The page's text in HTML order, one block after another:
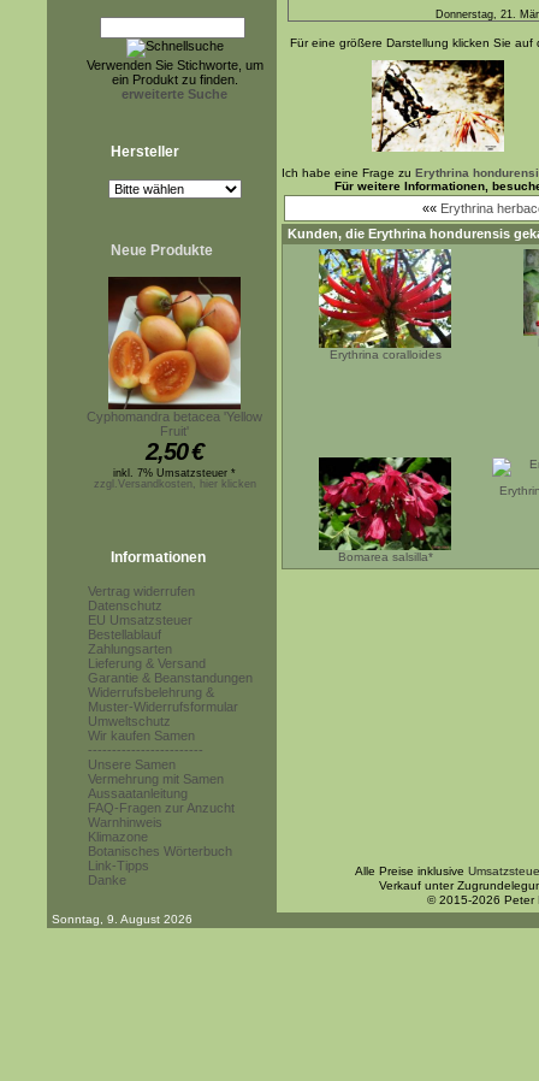
Verwenden Sie Stichworte, um
ein Produkt zu finden.
erweiterte Suche
Hersteller
Neue Produkte
Cyphomandra betacea 'Yellow
Fruit'
2,50€
inkl. 7% Umsatzsteuer *
zzgl.Versandkosten, hier klicken
Informationen
Vertrag widerrufen
Datenschutz
EU Umsatzsteuer
Bestellablauf
Zahlungsarten
Lieferung & Versand
Garantie & Beanstandungen
Widerrufsbelehrung &
Muster-Widerrufsformular
Umweltschutz
Wir kaufen Samen
------------------------
Unsere Samen
Vermehrung mit Samen
Aussaatanleitung
FAQ-Fragen zur Anzucht
Warnhinweis
Klimazone
Botanisches Wörterbuch
Link-Tipps
Danke
Donnerstag, 21.
Für eine größere Darstellung klicken Sie auf
Ich habe eine Frage zu Erythrina
Für weitere Informationen,
«« Erythrina
Kunden, die Erythrina hondurensis
Erythrina coralloides
Bomarea salsilla*
Alle Preise inklusive
Verkauf unter
© 2015-2026 Peter
Sonntag, 9. August 2026